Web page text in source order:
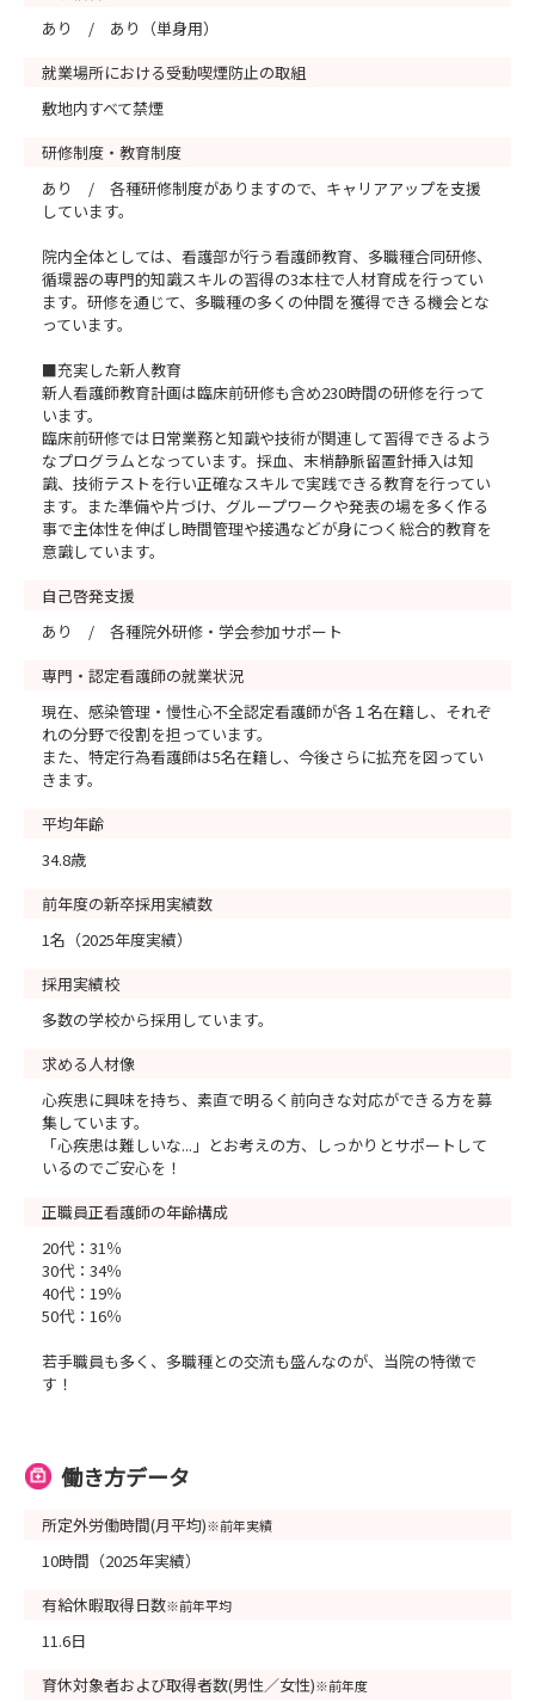
あり / あり（単身用）
就業場所における受動喫煙防止の取組
敷地内すべて禁煙
研修制度・教育制度
あり / 各種研修制度がありますので、キャリアアップを支援
しています。
院内全体としては、看護部が行う看護師教育、多職種合同研修、
循環器の専門的知識スキルの習得の3本柱で人材育成を行ってい
ます。研修を通じて、多職種の多くの仲間を獲得できる機会とな
っています。
■充実した新人教育
新人看護師教育計画は臨床前研修も含め230時間の研修を行って
います。
臨床前研修では日常業務と知識や技術が関連して習得できるよう
なプログラムとなっています。採血、末梢静脈留置針挿入は知
識、技術テストを行い正確なスキルで実践できる教育を行ってい
ます。また準備や片づけ、グループワークや発表の場を多く作る
事で主体性を伸ばし時間管理や接遇などが身につく総合的教育を
意識しています。
自己啓発支援
あり / 各種院外研修・学会参加サポート
専門・認定看護師の就業状況
現在、感染管理・慢性心不全認定看護師が各１名在籍し、それぞ
れの分野で役割を担っています。
また、特定行為看護師は5名在籍し、今後さらに拡充を図ってい
きます。
平均年齢
34.8歳
前年度の新卒採用実績数
1名（2025年度実績）
採用実績校
多数の学校から採用しています。
求める人材像
心疾患に興味を持ち、素直で明るく前向きな対応ができる方を募
集しています。
「心疾患は難しいな...」とお考えの方、しっかりとサポートして
いるのでご安心を！
正職員正看護師の年齢構成
20代：31％
30代：34％
40代：19％
50代：16％
若手職員も多く、多職種との交流も盛んなのが、当院の特徴で
す！
働き方データ
所定外労働時間(月平均)※前年実績
10時間（2025年実績）
有給休暇取得日数※前年平均
11.6日
育休対象者および取得者数(男性／女性)※前年度